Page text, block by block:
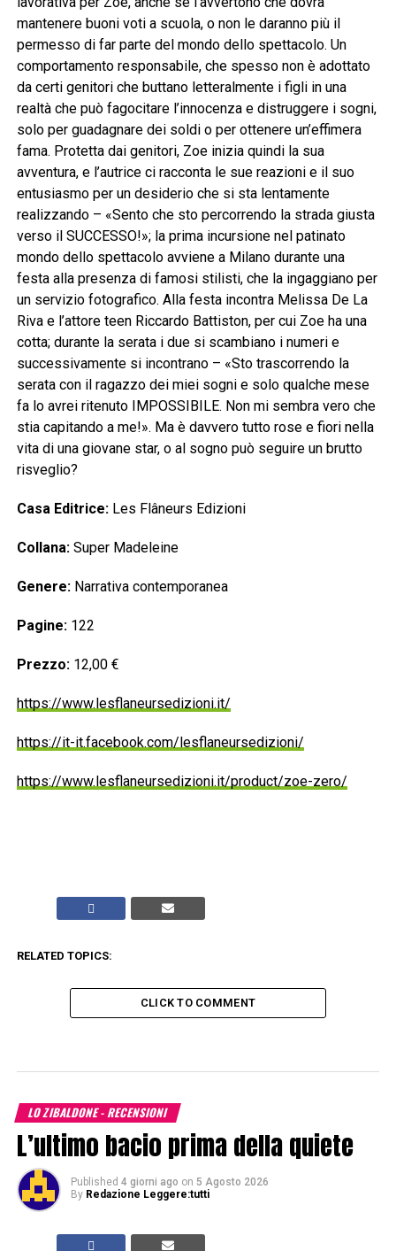
mantenere buoni voti a scuola, o non le daranno più il
permesso di far parte del mondo dello spettacolo. Un
comportamento responsabile, che spesso non è adottato
da certi genitori che buttano letteralmente i figli in una
realtà che può fagocitare l’innocenza e distruggere i sogni,
solo per guadagnare dei soldi o per ottenere un’effimera
fama. Protetta dai genitori, Zoe inizia quindi la sua
avventura, e l’autrice ci racconta le sue reazioni e il suo
entusiasmo per un desiderio che si sta lentamente
realizzando – «Sento che sto percorrendo la strada giusta
verso il SUCCESSO!»; la prima incursione nel patinato
mondo dello spettacolo avviene a Milano durante una
festa alla presenza di famosi stilisti, che la ingaggiano per
un servizio fotografico. Alla festa incontra Melissa De La
Riva e l’attore teen Riccardo Battiston, per cui Zoe ha una
cotta; durante la serata i due si scambiano i numeri e
successivamente si incontrano – «Sto trascorrendo la
serata con il ragazzo dei miei sogni e solo qualche mese
fa lo avrei ritenuto IMPOSSIBILE. Non mi sembra vero che
stia capitando a me!». Ma è davvero tutto rose e fiori nella
vita di una giovane star, o al sogno può seguire un brutto
risveglio?
Casa Editrice:Les Flâneurs Edizioni
Collana:Super Madeleine
Genere:Narrativa contemporanea
Pagine: 122
Prezzo:12,00 €
https://www.lesflaneursedizioni.it/
https://it-it.facebook.com/lesflaneursedizioni/
https://www.lesflaneursedizioni.it/product/zoe-zero/
RELATED TOPICS:
CLICK TO COMMENT
LO ZIBALDONE - RECENSIONI
L’ultimo bacio prima della quiete
Published 4 giorni ago on 5 Agosto 2026
By Redazione Leggere:tutti